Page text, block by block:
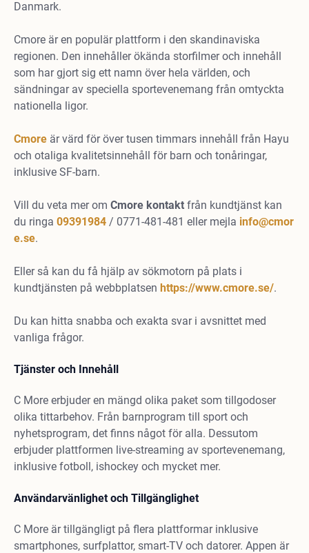
Danmark.
Cmore är en populär plattform i den skandinaviska
regionen. Den innehåller ökända storfilmer och innehåll
som har gjort sig ett namn över hela världen, och
sändningar av speciella sportevenemang från omtyckta
nationella ligor.
Cmore är värd för över tusen timmars innehåll från Hayu
och otaliga kvalitetsinnehåll för barn och tonåringar,
inklusive SF-barn.
Vill du veta mer om Cmore kontakt från kundtjänst kan
du ringa 09391984 / 0771-481-481 eller mejla info@cmor
e.se.
Eller så kan du få hjälp av sökmotorn på plats i
kundtjänsten på webbplatsen https://www.cmore.se/.
Du kan hitta snabba och exakta svar i avsnittet med
vanliga frågor.
Tjänster och Innehåll
C More erbjuder en mängd olika paket som tillgodoser
olika tittarbehov. Från barnprogram till sport och
nyhetsprogram, det finns något för alla. Dessutom
erbjuder plattformen live-streaming av sportevenemang,
inklusive fotboll, ishockey och mycket mer.
Användarvänlighet och Tillgänglighet
C More är tillgängligt på flera plattformar inklusive
smartphones, surfplattor, smart-TV och datorer. Appen är